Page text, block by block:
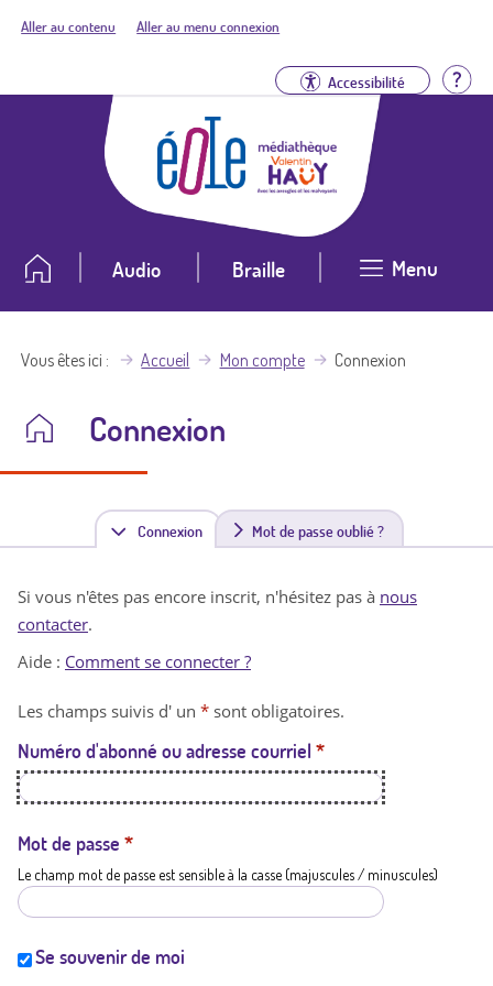
Aller au contenu Aller au menu connexion
Accessibilité
Audio Braille Menu
Vous êtes ici Accueil Mon compte Connexion
Connexion
Connexion(
n
t
a
t
i
Mot de passe oublié ?
Si vous n'êtes pas encore inscrit, n'hésitez pas à nous
contacter.
Aide : Comment se connecter ?
Les champs suivis d' un * sont obligatoires.
Numéro d'abonné ou adresse courriel *
Mot de passe *
Le champ mot de passe est sensible à la casse (majuscules / minuscules)
Se souvenir de moi